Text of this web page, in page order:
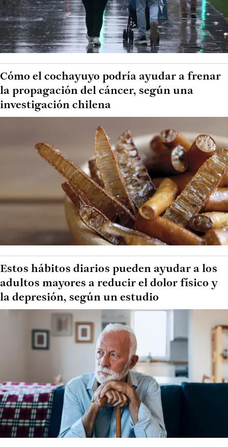
Cómo el cochayuyo podría ayudar a frenar
la propagación del cáncer, según una
investigación chilena
Estos hábitos diarios pueden ayudar a los
adultos mayores a reducir el dolor físico y
la depresión, según un estudio